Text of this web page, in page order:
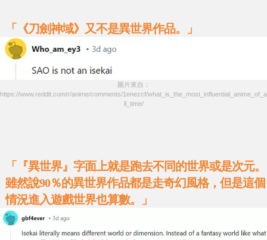
「《刀劍神域》又不是異世界作品。」
圖片來自：
https://www.reddit.com/r/anime/comments/1enezcf/what_is_the_most_influential_anime_of_a
ll_time/
「『異世界』字面上就是跑去不同的世界或是次元。
雖然說90％的異世界作品都是走奇幻風格，但是這個
情況進入遊戲世界也算數。」